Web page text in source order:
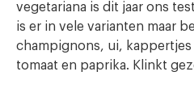
vegetariana is dit jaar ons
is er in vele varianten maar
champignons, ui,
tomaat en paprika. Klinkt